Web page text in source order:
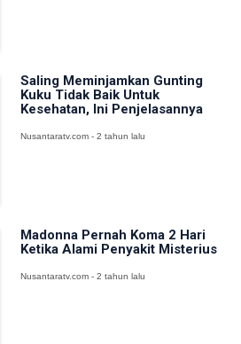
Saling Meminjamkan Gunting
Kuku Tidak Baik Untuk
Kesehatan, Ini Penjelasannya
Nusantaratv.com - 2 tahun lalu
Madonna Pernah Koma 2 Hari
Ketika Alami Penyakit Misterius
Nusantaratv.com - 2 tahun lalu